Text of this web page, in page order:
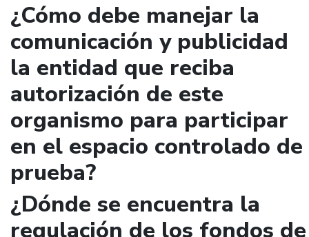
¿Cómo debe manejar la
comunicación y publicidad
la entidad que reciba
autorización de este
organismo para participar
en el espacio controlado de
prueba?
¿Dónde se encuentra la
regulación de los fondos de